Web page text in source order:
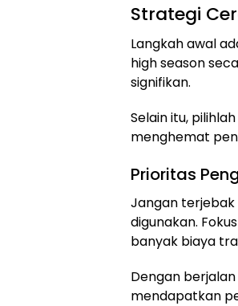
Strategi
Langkah awal
high season
signifikan.
Selain itu,
menghemat
Prioritas
Jangan
digunakan.
banyak biaya
Dengan
mendapatkan